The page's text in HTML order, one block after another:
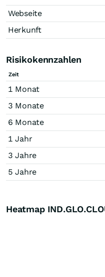
Webseite
Herkunft
Risikokennzahlen
Zeit
1 Monat
3 Monate
6 Monate
1 Jahr
3 Jahre
5 Jahre
Heatmap